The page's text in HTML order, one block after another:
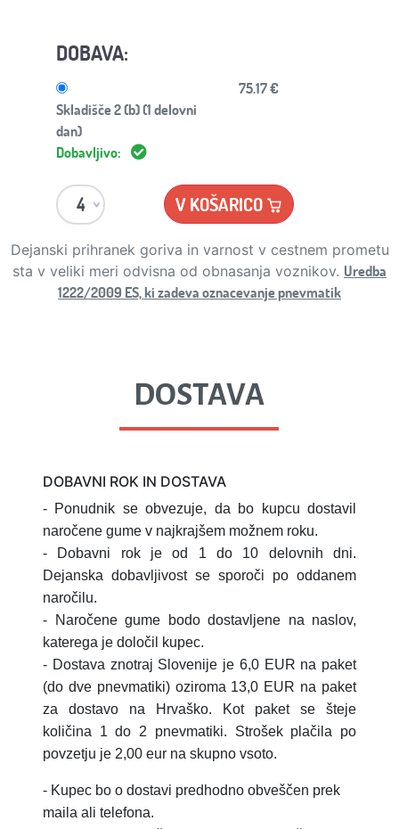
DOBAVA:
Skladišče 2 (b) (1 delovni
dan)
75.17 €
Dobavljivo:
V KOŠARICO
Dejanski prihranek goriva in varnost v cestnem prometu
sta v veliki meri odvisna od obnasanja voznikov. Uredba
1222/2009 ES, ki zadeva oznacevanje pnevmatik
DOSTAVA
DOBAVNI ROK IN DOSTAVA
- Ponudnik se obvezuje, da bo kupcu dostavil
naročene gume v najkrajšem možnem roku.
- Dobavni rok je od 1 do 10 delovnih dni.
Dejanska dobavljivost se sporoči po oddanem
naročilu.
- Naročene gume bodo dostavljene na naslov,
katerega je določil kupec.
- Dostava znotraj Slovenije je 6,0 EUR na paket
(do dve pnevmatiki) oziroma 13,0 EUR na paket
za dostavo na Hrvaško.
Kot paket se šteje
količina 1 do 2 pnevmatiki. Strošek plačila po
povzetju je 2,00 eur na skupno vsoto.
- Kupec bo o dostavi predhodno obveščen prek
maila ali telefona.